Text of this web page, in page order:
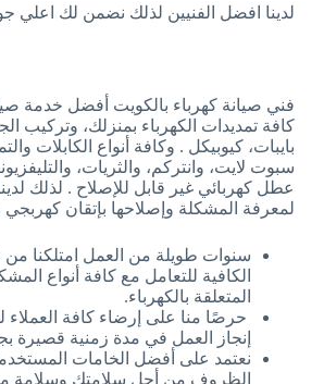
لدينا افضل الفنيين لذلك نضمن لك اعلي
فني صيانة كهرباء بالكويت أفضل خدمة
كافة تمديدات الكهرباء بمنزلك، وتركيب
بايبات، كيوبيكل . وكافة أنواع الكابلات
سبوت لايت، وانتركم، والثريات،
عطل كهربائي غير قابل للإصلاح . لذلك
لمعرفة المشكلة وإصلاحها بإتقان كهربجي
سنوات طويلة من العمل امتلكنا من
الكافية للتعامل مع كافة أنواع
المتعلقة بالكهرباء.
حرصًا منا على إرضاء كافة العملاء
إنجاز العمل في مدة زمنية قصيرة
نعتمد على أفضل الخامات
الظروف من أجل سلامتك وسلامة